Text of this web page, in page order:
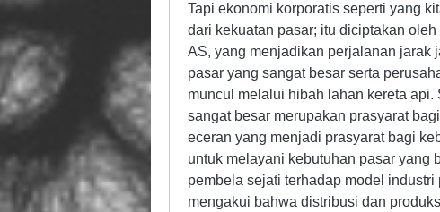
Tapi ekonomi korporatis seperti yang
dari kekuatan pasar; itu diciptakan
AS, yang menjadikan perjalanan jarak
pasar yang sangat besar serta
muncul melalui hibah lahan kereta
sangat besar merupakan prasyarat
eceran yang menjadi prasyarat bagi
untuk melayani kebutuhan pasar yang
pembela sejati terhadap model
mengakui bahwa distribusi dan